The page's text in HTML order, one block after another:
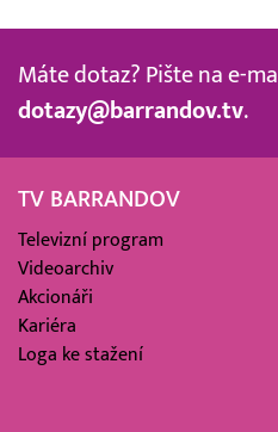
Máte dotaz? Pište na e-
dotazy@barrandov.tv.
TV BARRANDOV
Televizní program
Videoarchiv
Akcionáři
Kariéra
Loga ke stažení